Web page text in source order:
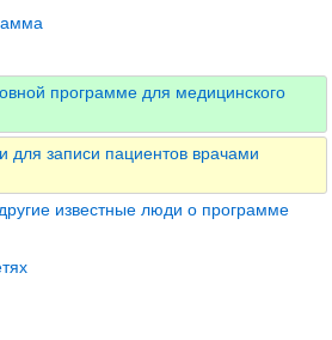
программе для медицинского
записи пациентов врачами
известные люди о программе